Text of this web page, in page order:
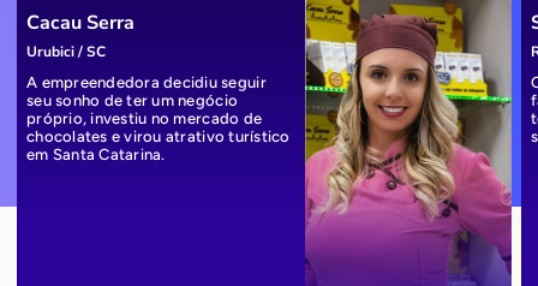
Cacau Serra
Urubici / SC
A empreendedora decidiu seguir
seu sonho de ter um negócio
próprio, investiu no mercado de
chocolates e virou atrativo turístico
em Santa Catarina.